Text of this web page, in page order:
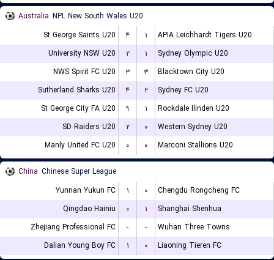
Australia NPL New South Wales U20
St George Saints U20
۴ ۱
APIA Leichhardt Tigers U20
University NSW U20
۲ ۱
Sydney Olympic U20
NWS Spirit FC U20
۳ ۳
Blacktown City U20
Sutherland Sharks U20
۴ ۲
Sydney FC U20
St George City FA U20
۹ ۱
Rockdale Ilinden U20
SD Raiders U20
۲ ۰
Western Sydney U20
Manly United FC U20
۰ ۰ Marconi Stallions U20
China Chinese Super League
Yunnan Yukun FC
۱ ۰
Chengdu Rongcheng FC
Qingdao Hainiu
۰ ۱
Shanghai Shenhua
Zhejiang Professional FC
- -
Wuhan Three Towns
Dalian Young Boy FC
۱ ۰ Liaoning Tieren FC